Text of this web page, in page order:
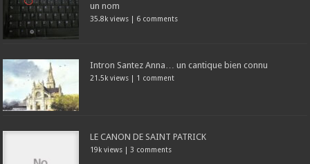
un nom
35.8k views | 6 comments
Intron Santez Anna… un cantique bien connu
21.5k views | 1 comment
LE CANON DE SAINT PATRICK
19k views | 3 comments